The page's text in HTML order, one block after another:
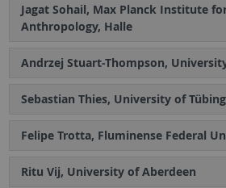
Jagat Sohail, Max Planck Institute
Anthropology, Halle
Andrzej Stuart-Thompson,
Sebastian Thies, University of
Felipe Trotta, Fluminense Federal
Ritu Vij, University of Aberdeen